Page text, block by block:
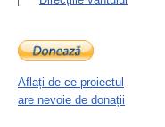
Aflați de ce proiectul
are nevoie de donații